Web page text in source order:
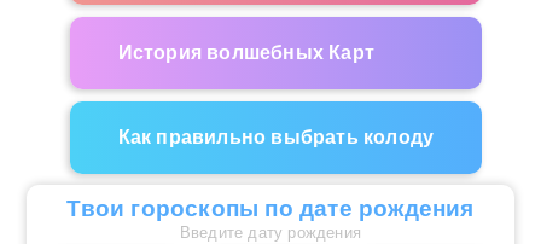
История волшебных Карт
Как правильно выбрать колоду
Твои гороскопы по дате рождения
Введите дату рождения